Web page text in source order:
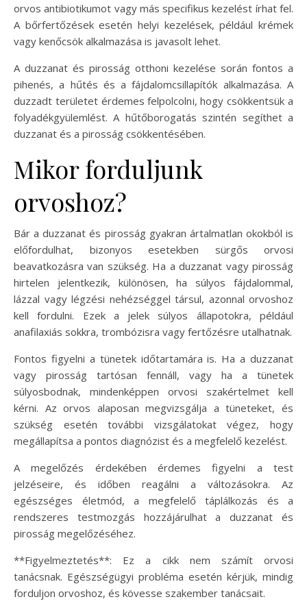
orvos antibiotikumot vagy más specifikus kezelést írhat fel.
A bőrfertőzések esetén helyi kezelések, például krémek
vagy kenőcsök alkalmazása is javasolt lehet.
A duzzanat és pirosság otthoni kezelése során fontos a
pihenés, a hűtés és a fájdalomcsillapítók alkalmazása. A
duzzadt területet érdemes felpolcolni, hogy csökkentsük a
folyadékgyülemlést. A hűtőborogatás szintén segíthet a
duzzanat és a pirosság csökkentésében.
Mikor forduljunk
orvoshoz?
Bár a duzzanat és pirosság gyakran ártalmatlan okokból is
előfordulhat, bizonyos esetekben sürgős orvosi
beavatkozásra van szükség. Ha a duzzanat vagy pirosság
hirtelen jelentkezik, különösen, ha súlyos fájdalommal,
lázzal vagy légzési nehézséggel társul, azonnal orvoshoz
kell fordulni. Ezek a jelek súlyos állapotokra, például
anafilaxiás sokkra, trombózisra vagy fertőzésre utalhatnak.
Fontos figyelni a tünetek időtartamára is. Ha a duzzanat
vagy pirosság tartósan fennáll, vagy ha a tünetek
súlyosbodnak, mindenképpen orvosi szakértelmet kell
kérni. Az orvos alaposan megvizsgálja a tüneteket, és
szükség esetén további vizsgálatokat végez, hogy
megállapítsa a pontos diagnózist és a megfelelő kezelést.
A megelőzés érdekében érdemes figyelni a test
jelzéseire, és időben reagálni a változásokra. Az
egészséges életmód, a megfelelő táplálkozás és a
rendszeres testmozgás hozzájárulhat a duzzanat és
pirosság megelőzéséhez.
**Figyelmeztetés**: Ez a cikk nem számít orvosi
tanácsnak. Egészségügyi probléma esetén kérjük, mindig
forduljon orvoshoz, és kövesse szakember tanácsait.